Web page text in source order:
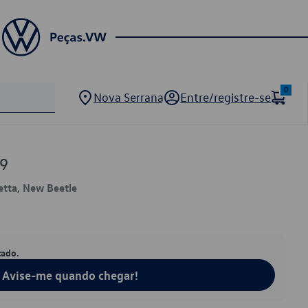
Nova Serrana Entre/registre-se
0
New Beetle
Avise-me quando chegar!